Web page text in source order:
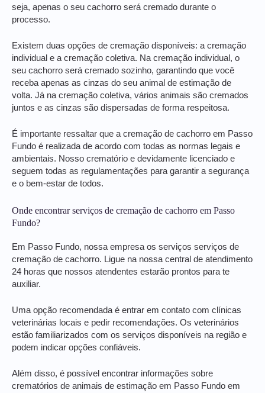
seja, apenas o seu cachorro será cremado durante o
processo.
Existem duas opções de cremação disponíveis: a cremação
individual e a cremação coletiva. Na cremação individual, o
seu cachorro será cremado sozinho, garantindo que você
receba apenas as cinzas do seu animal de estimação de
volta. Já na cremação coletiva, vários animais são cremados
juntos e as cinzas são dispersadas de forma respeitosa.
É importante ressaltar que a cremação de cachorro em Passo
Fundo é realizada de acordo com todas as normas legais e
ambientais. Nosso crematório e devidamente licenciado e
seguem todas as regulamentações para garantir a segurança
e o bem-estar de todos.
Onde encontrar serviços de cremação de cachorro em Passo
Fundo?
Em Passo Fundo, nossa empresa os serviços serviços de
cremação de cachorro. Ligue na nossa central de atendimento
24 horas que nossos atendentes estarão prontos para te
auxiliar.
Uma opção recomendada é entrar em contato com clínicas
veterinárias locais e pedir recomendações. Os veterinários
estão familiarizados com os serviços disponíveis na região e
podem indicar opções confiáveis.
Além disso, é possível encontrar informações sobre
crematórios de animais de estimação em Passo Fundo em